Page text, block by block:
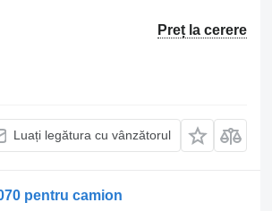
Preț la cerere
Luați legătura cu vânzătorul
pentru camion